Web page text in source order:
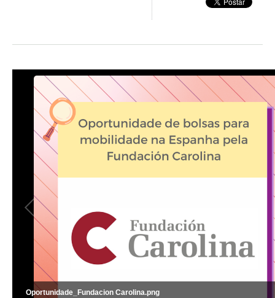
Oportunidade_Fundacion Carolina.png